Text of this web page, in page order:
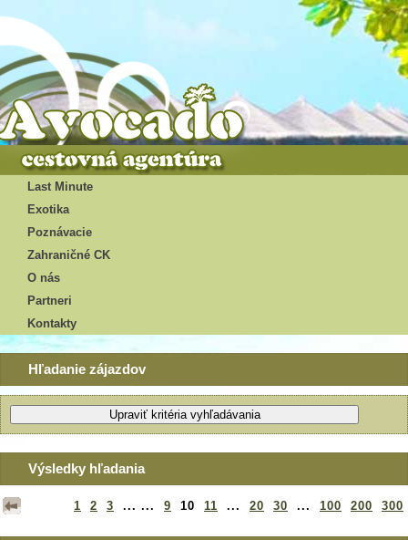
Last Minute
Exotika
Poznávacie
Zahraničné CK
O nás
Partneri
Kontakty
Hľadanie zájazdov
Výsledky hľadania
1 2 3 ... ... 9 10 11 ... 20 30 ... 100 200 300